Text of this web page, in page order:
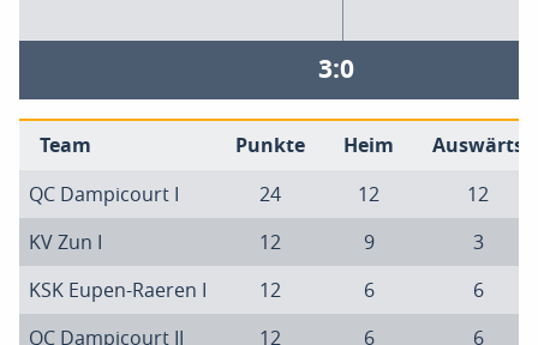
3:0
Team Punkte Heim
Auswärts
QC Dampicourt I
24 12
12
KV Zun I
12 9
3
KSK Eupen-Raeren I
12 6
6
QC Dampicourt II
12 6 6